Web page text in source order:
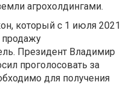
агрохолдингами.
который с 1 июля 2021
продажу
Президент Владимир
проголосовать за
для получения